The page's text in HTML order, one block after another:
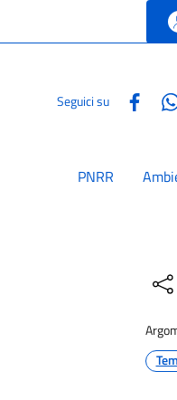
Seguici su
PNRR